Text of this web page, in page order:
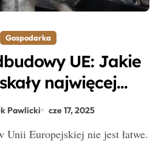
Gospodarka
UE: Jakie
najwięcej
finansowego?
Pawlicki cze 17, 2025